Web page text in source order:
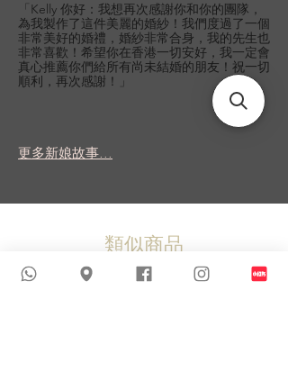
「Kelly 你好：我想再次感謝你和你的團隊，
為我製作了這件美麗的婚紗！我們度過了一個
非常美好的婚禮，婚紗非常合身，我的先生也
非常喜歡！希望你在香港一切安好，我一定會
真心推薦你們給所有尚未結婚的朋友！祝一切
順利，再次感謝！」
更多新娘故事...
類似商品